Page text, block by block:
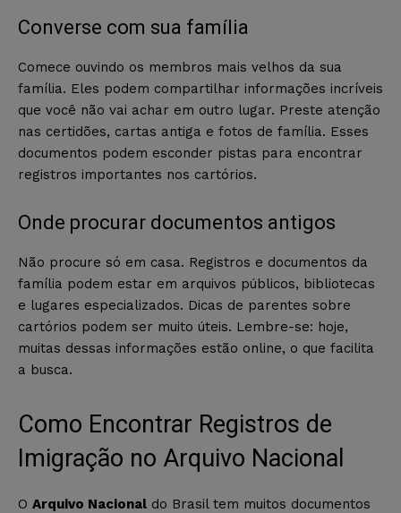
Converse com sua família
Comece ouvindo os membros mais velhos da sua
família. Eles podem compartilhar informações incríveis
que você não vai achar em outro lugar. Preste atenção
nas certidões, cartas antiga e fotos de família. Esses
documentos podem esconder pistas para encontrar
registros importantes nos cartórios.
Onde procurar documentos antigos
Não procure só em casa. Registros e documentos da
família podem estar em arquivos públicos, bibliotecas
e lugares especializados. Dicas de parentes sobre
cartórios podem ser muito úteis. Lembre-se: hoje,
muitas dessas informações estão online, o que facilita
a busca.
Como Encontrar Registros de
Imigração no Arquivo Nacional
O Arquivo Nacional do Brasil tem muitos documentos